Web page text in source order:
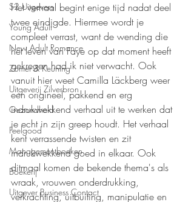
S2 Uitgevers
Young Adult
New Adult Romance
Zomer & Keuning
Uitgeverij Zilverbron
Gezondheid
Feelgood
Managementboeken
Boekerij
Uitgever Business Contact
Het verhaal begint enige tijd nadat deel
twee eindigde. Hiermee wordt je
compleet verrast, want de wending die
het leven van Faye op dat moment heeft
gekregen had ik niet verwacht. Ook
vanuit hier weet Camilla Läckberg weer
een origineel, pakkend en erg
indrukwekkend verhaal uit te werken dat
je echt in zijn greep houdt. Het verhaal
kent verrassende twisten en zit
indrukwekkend goed in elkaar. Ook
ditmaal komen de bekende thema's als
wraak, vrouwen onderdrukking,
verkrachting, uitbuiting, manipulatie en